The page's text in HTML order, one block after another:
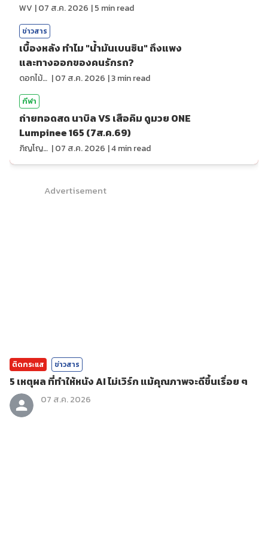
WV |07 ส.ค. 2026 |5 min read
ข่าวสาร
เบื้องหลัง ทำไม "น้ำมันเบนซิน" ถึงแพง
และทางออกของคนรักรถ?
ดอกไม้กับสายน้ำ |07 ส.ค. 2026 |3min read
กีฬา
ถ่ายทอดสด นาบิล VS เสือคิม ดูมวย ONE
Lumpinee 165 (7ส.ค.69)
ภิญโญ ส่องแสง |07 ส.ค. 2026 |4min read
Advertisement
ติดกระแส ข่าวสาร
5 เหตุผล ที่ทำให้หนัง AI ไม่เวิร์ก แม้คุณภาพจะดีขึ้นเรื่อย ๆ
07 ส.ค. 2026